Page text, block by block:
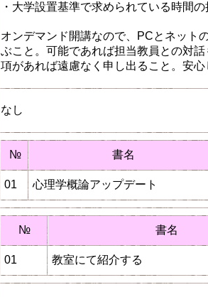
・大学設置基準で求められている時間
オンデマンド開講なので、PCとネット
ぶこと。可能であれば担当教員との対
項があれば遠慮なく申し出ること。安
なし
№ 書名
01 心理学概論アップデート
№ 書名
01 教室にて紹介する